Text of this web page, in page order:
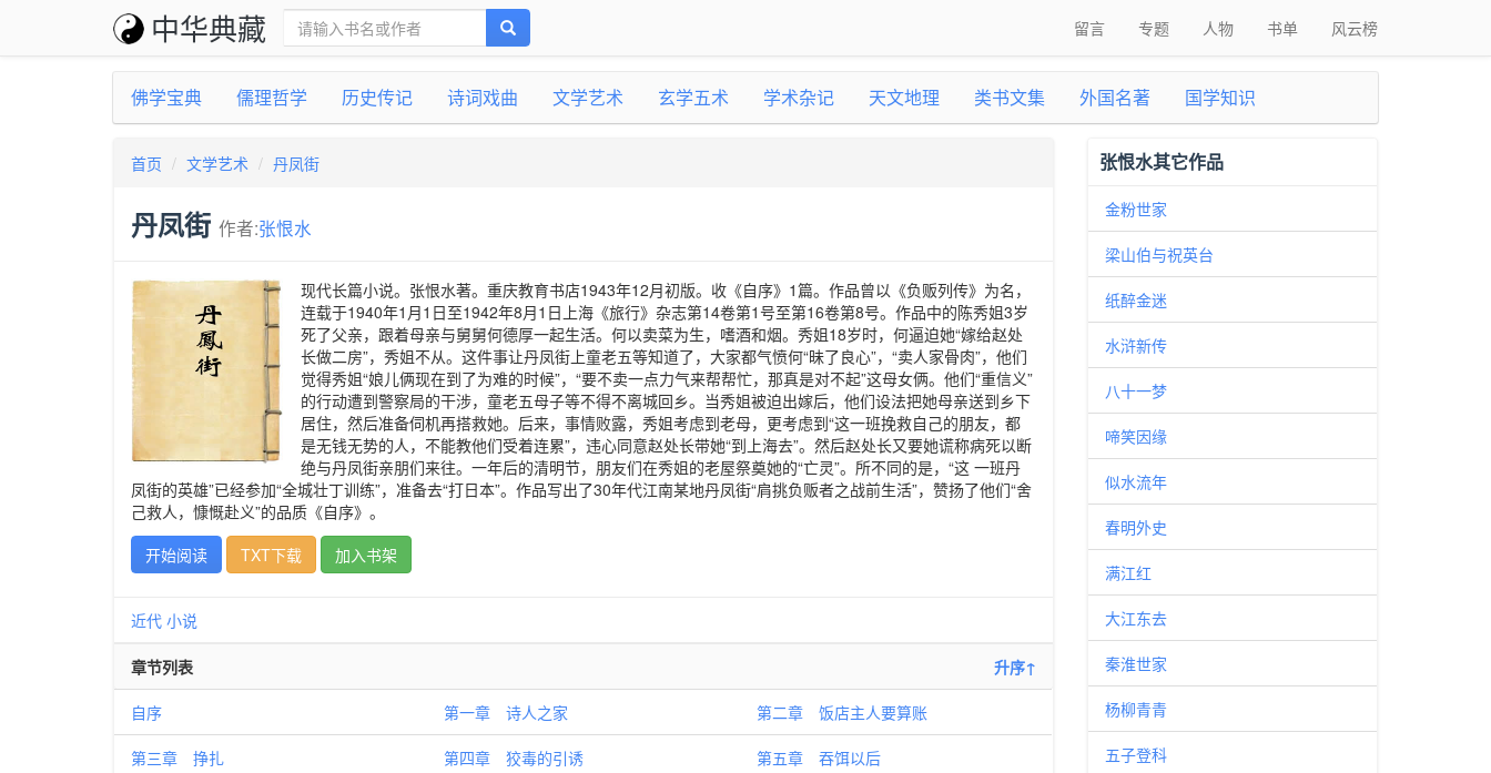
中华典藏 留言 专题 人物 书单 风云榜
佛学宝典 儒理哲学 历史传记 诗词戏曲 文学艺术 玄学五术 学术杂记 天文地理 类书文集 外国名著 国学知识
首页 文学艺术 丹凤街
丹凤街 作者:张恨水
现代长篇小说。张恨水著。重庆教育书店1943年12月初版。收《自序》1篇。作品曾以《负贩列传》为名，
连载于1940年1月1日至1942年8月1日上海《旅行》杂志第14卷第1号至第16卷第8号。作品中的陈秀姐3岁
死了父亲，跟着母亲与舅舅何德厚一起生活。何以卖菜为生，嗜酒和烟。秀姐18岁时，何逼迫她“嫁给赵处
长做二房”，秀姐不从。这件事让丹凤街上童老五等知道了，大家都气愤何“昧了良心”，“卖人家骨肉”，他们
觉得秀姐“娘儿俩现在到了为难的时候”，“要不卖一点力气来帮帮忙，那真是对不起”这母女俩。他们“重信义”
的行动遭到警察局的干涉，童老五母子等不得不离城回乡。当秀姐被迫出嫁后，他们设法把她母亲送到乡下
居住，然后准备伺机再搭救她。后来，事情败露，秀姐考虑到老母，更考虑到“这一班挽救自己的朋友，都
是无钱无势的人，不能教他们受着连累”，违心同意赵处长带她“到上海去”。然后赵处长又要她谎称病死以断
绝与丹凤街亲朋们来往。一年后的清明节，朋友们在秀姐的老屋祭奠她的“亡灵”。所不同的是，“这 一班丹
凤街的英雄”已经参加“全城壮丁训练”，准备去“打日本”。作品写出了30年代江南某地丹凤街“肩挑负贩者之战前生活”，赞扬了他们“舍
己救人，慷慨赴义”的品质《自序》。
开始阅读
TXT下载 加入书架
近代 小说
章节列表 升序↑
自序 第一章 诗人之家 第二章 饭店主人要算账
第三章 挣扎 第四章 狡毒的引诱 第五章 吞饵以后
张恨水其它作品
金粉世家
梁山伯与祝英台
纸醉金迷
水浒新传
八十一梦
啼笑因缘
似水流年
春明外史
满江红
大江东去
秦淮世家
杨柳青青
五子登科